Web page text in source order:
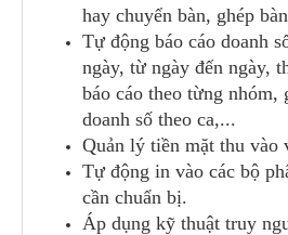
hay chuyển bàn, ghép
Tự động báo cáo doanh
ngày, từ ngày đến ngày,
báo cáo theo từng
doanh số theo ca,...
Quản lý tiền mặt thu vào
Tự động in vào các bộ
cần chuẩn bị.
Áp dụng kỹ thuật truy